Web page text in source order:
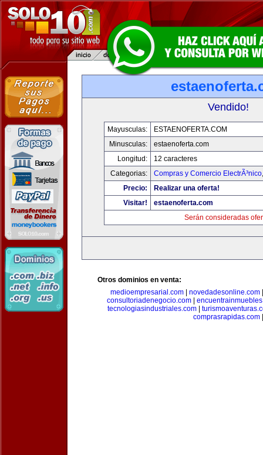
Vendido!
Mayusculas:
ESTAENOFERTA.COM
Minusculas:
estaenoferta.com
Longitud:
12 caracteres
Categorias:
Compras y Comercio ElectrÃ³nico
Precio:
Realizar una oferta!
Visitar!
estaenoferta.com
Serán consideradas
Otros dominios en venta:
medioempresarial.com| novedadesonline.com
consultoriadenegocio.com|
tecnologiasindustriales.com|
comprasrapidas.com